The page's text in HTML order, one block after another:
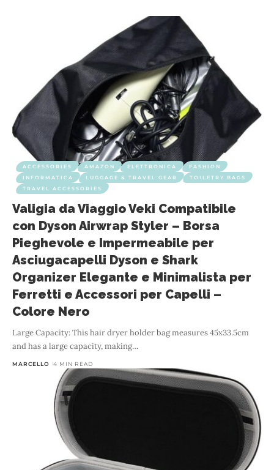
ACCESSORIES AMAZON ELETTRONICA
FASHION
INFORMATICA
LUGGAGE & TRAVEL GEAR
TOILETRY BAGS
TRAVEL ACCESSORIES
Valigia da Viaggio Veki Compatibile
con Dyson Airwrap Styler – Borsa
Pieghevole e Impermeabile per
Asciugacapelli Dyson e Shark
Organizer Elegante e Minimalista per
Ferretti e Accessori per Capelli –
Colore Nero
Large Capacity: This hair dryer holder bag measures 45x33.5cm
and has a large capacity, making…
MARCELLO 4 MIN READ